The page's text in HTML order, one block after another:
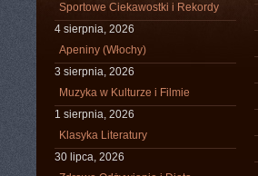
Sportowe Ciekawostki i Rekordy
4 sierpnia, 2026
Apeniny (Włochy)
3 sierpnia, 2026
Muzyka w Kulturze i Filmie
1 sierpnia, 2026
Klasyka Literatury
30 lipca, 2026